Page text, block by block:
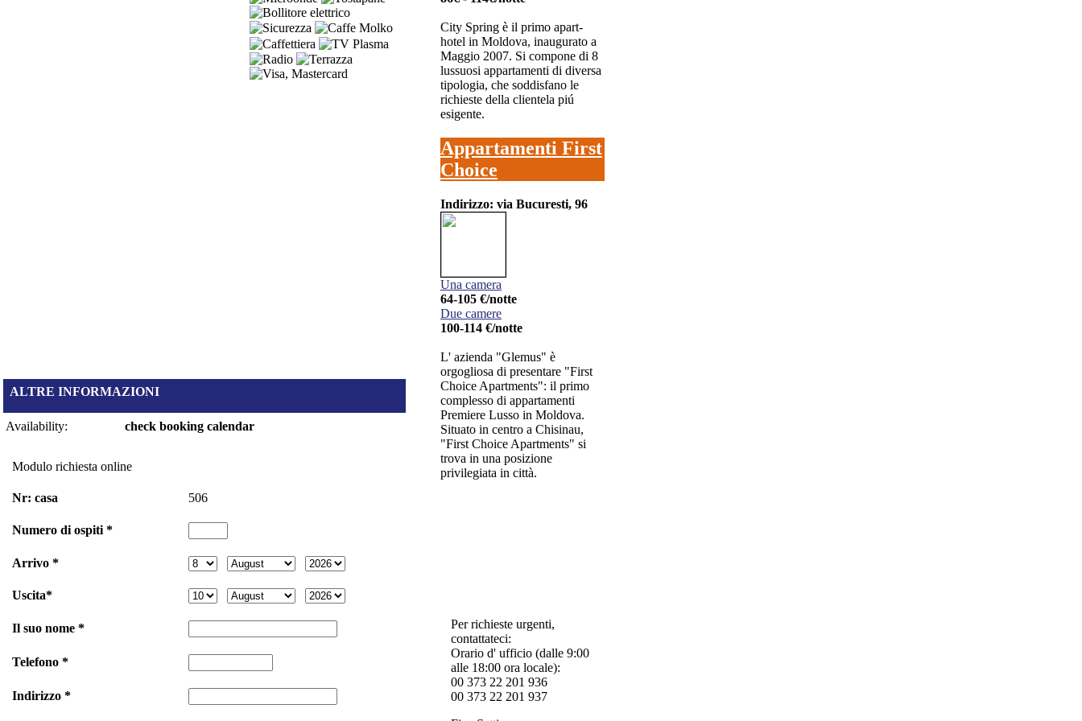
ALTRE INFORMAZIONI
Availability: check booking calendar
Modulo richiesta online
Nr: casa 506
Numero di ospiti *
Arrivo *
Uscita*
Il suo nome *
Telefono *
Indirizzo *
City Spring è il primo apart-
hotel in Moldova, inaugurato a
Maggio 2007. Si compone di 8
lussuosi appartamenti di diversa
tipologia, che soddisfano le
richieste della clientela piú
esigente.
Appartamenti First
Choice
Indirizzo: via Bucuresti, 96
Una camera
64-105 €/notte
Due camere
100-114 €/notte
L' azienda "Glemus" è
orgogliosa di presentare "First
Choice Apartments": il primo
complesso di appartamenti
Premiere Lusso in Moldova.
Situato in centro a Chisinau,
"First Choice Apartments" si
trova in una posizione
privilegiata in città.
Per richieste urgenti,
contattateci:
Orario d' ufficio (dalle 9:00
alle 18:00 ora locale):
00 373 22 201 936
00 373 22 201 937